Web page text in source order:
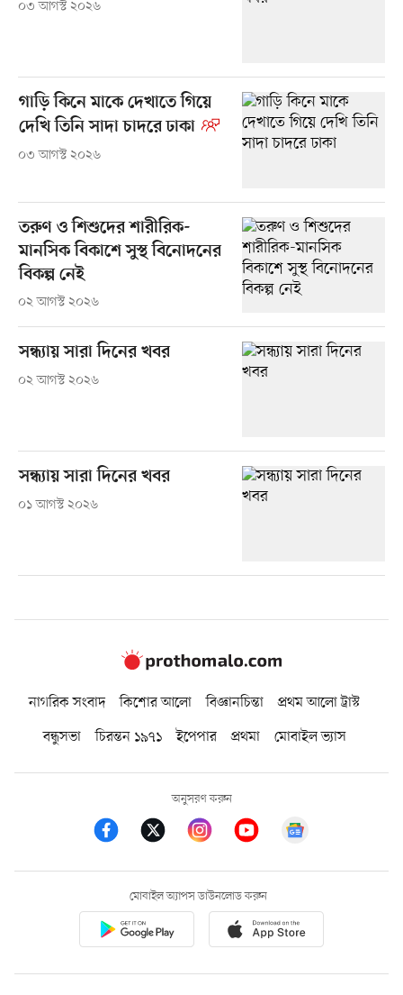
০৩ আগস্ট ২০২৬
গাড়ি কিনে মাকে দেখাতে গিয়ে
দেখি তিনি সাদা চাদরে ঢাকা
০৩ আগস্ট ২০২৬
তরুণ ও শিশুদের শারীরিক-
মানসিক বিকাশে সুস্থ বিনোদনের
বিকল্প নেই
০২ আগস্ট ২০২৬
সন্ধ্যায় সারা দিনের খবর
০২ আগস্ট ২০২৬
সন্ধ্যায় সারা দিনের খবর
০১ আগস্ট ২০২৬
নাগরিক সংবাদ কিশোর আলো বিজ্ঞানচিন্তা
প্রথম আলো ট্রাস্ট
বন্ধুসভা
চিরন্তন ১৯৭১ ইপেপার প্রথমা মোবাইল ভ্যাস
অনুসরণ করুন
মোবাইল অ্যাপস ডাউনলোড করুন